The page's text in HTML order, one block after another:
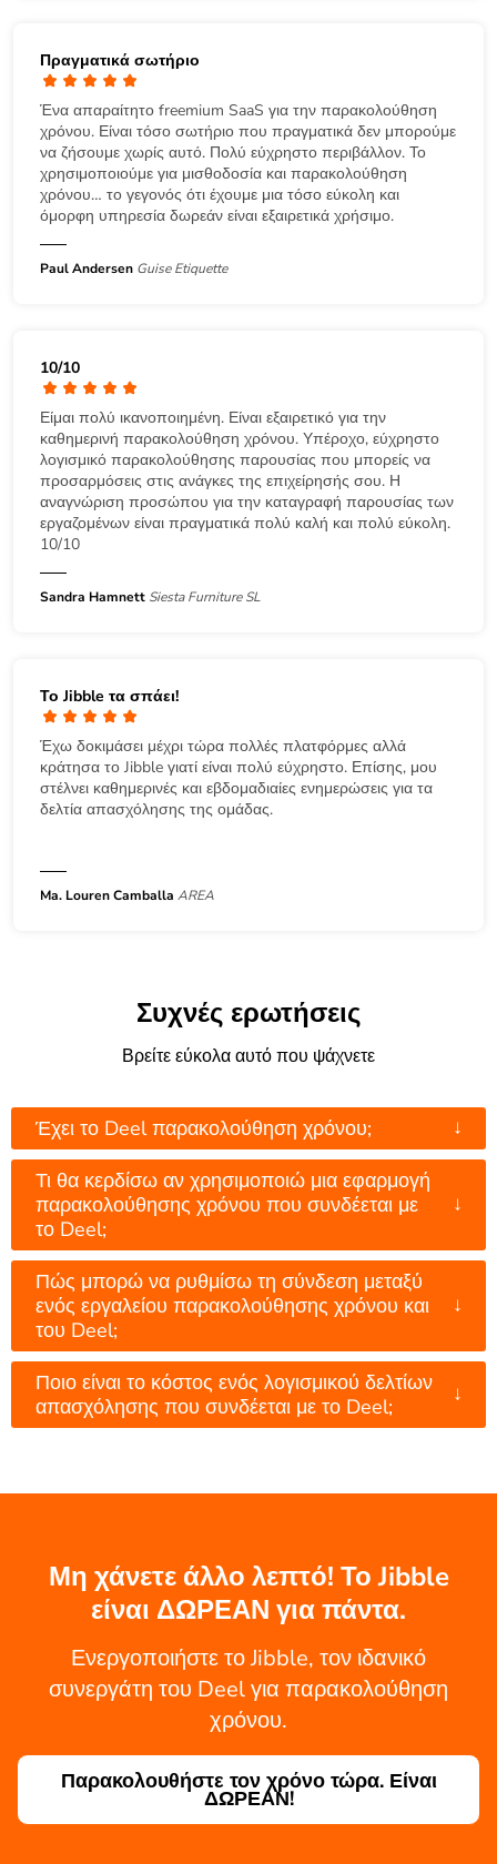
Πραγματικά σωτήριο
Ένα απαραίτητο freemium SaaS για την παρακολούθηση
χρόνου. Είναι τόσο σωτήριο που πραγματικά δεν μπορούμε
να ζήσουμε χωρίς αυτό. Πολύ εύχρηστο περιβάλλον. Το
χρησιμοποιούμε για μισθοδοσία και παρακολούθηση
χρόνου… το γεγονός ότι έχουμε μια τόσο εύκολη και
όμορφη υπηρεσία δωρεάν είναι εξαιρετικά χρήσιμο.
Paul Andersen Guise Etiquette
10/10
Είμαι πολύ ικανοποιημένη. Είναι εξαιρετικό για την
καθημερινή παρακολούθηση χρόνου. Υπέροχο, εύχρηστο
λογισμικό παρακολούθησης παρουσίας που μπορείς να
προσαρμόσεις στις ανάγκες της επιχείρησής σου. Η
αναγνώριση προσώπου για την καταγραφή παρουσίας των
εργαζομένων είναι πραγματικά πολύ καλή και πολύ εύκολη.
10/10
Sandra Hamnett Siesta Furniture SL
Το Jibble τα σπάει!
Έχω δοκιμάσει μέχρι τώρα πολλές πλατφόρμες αλλά
κράτησα το Jibble γιατί είναι πολύ εύχρηστο. Επίσης, μου
στέλνει καθημερινές και εβδομαδιαίες ενημερώσεις για τα
δελτία απασχόλησης της ομάδας.
Ma. Louren Camballa AREA
Συχνές ερωτήσεις
Βρείτε εύκολα αυτό που ψάχνετε
Έχει το Deel παρακολούθηση χρόνου; ↓
Τι θα κερδίσω αν χρησιμοποιώ μια εφαρμογή
παρακολούθησης χρόνου που συνδέεται με
το Deel;
↓
Πώς μπορώ να ρυθμίσω τη σύνδεση μεταξύ
ενός εργαλείου παρακολούθησης χρόνου και
του Deel;
↓
Ποιο είναι το κόστος ενός λογισμικού δελτίων
απασχόλησης που συνδέεται με το Deel;
↓
Μη χάνετε άλλο λεπτό! Το Jibble
είναι ΔΩΡΕΑΝ για πάντα.
Ενεργοποιήστε το Jibble, τον ιδανικό
συνεργάτη του Deel για παρακολούθηση
χρόνου.
Παρακολουθήστε τον χρόνο τώρα. Είναι
ΔΩΡΕΑΝ!